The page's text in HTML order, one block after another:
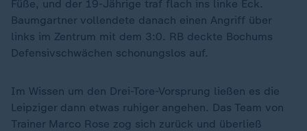
Füße, und der 19-Jährige traf flach ins linke Eck.
Baumgartner vollendete danach einen Angriff über
links im Zentrum mit dem 3:0. RB deckte Bochums
Defensivschwächen schonungslos auf.
Im Wissen um den Drei-Tore-Vorsprung ließen es die
Leipziger dann etwas ruhiger angehen. Das Team von
Trainer Marco Rose zog sich zurück und überließ